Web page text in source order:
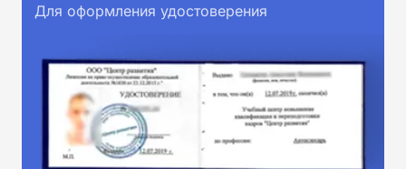
Для оформления удостоверения